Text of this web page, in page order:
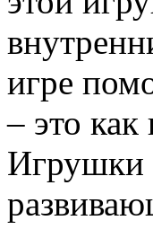
игре
– это как
Игрушки